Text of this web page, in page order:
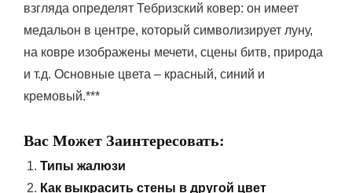
взгляда определят Тебризский ковер: он имеет
медальон в центре, который символизирует луну,
на ковре изображены мечети, сцены битв, природа
и т.д. Основные цвета – красный, синий и
кремовый.***
Вас Может Заинтересовать:
Типы жалюзи
Как выкрасить стены в другой цвет